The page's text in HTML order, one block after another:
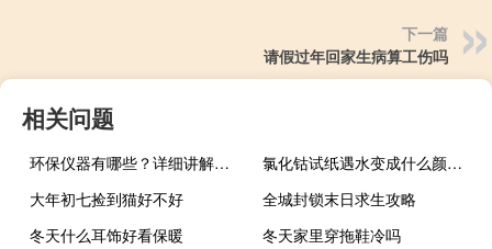
下一篇
请假过年回家生病算工伤吗
相关问题
环保仪器有哪些？详细讲解各类环保仪器的使用方法
氯化钴试纸遇水变成什么颜色（氯化钴）
大年初七捡到猫好不好
全城封锁末日求生攻略
冬天什么耳饰好看保暖
冬天家里穿拖鞋冷吗